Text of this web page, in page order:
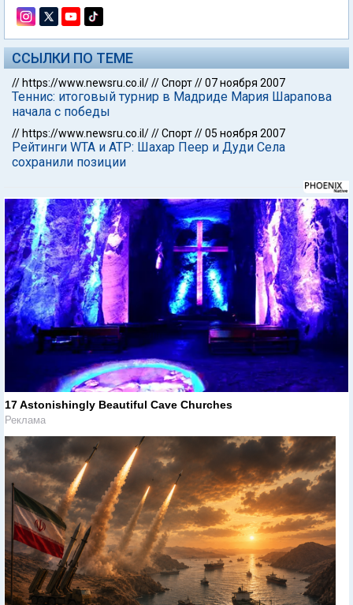
ССЫЛКИ ПО ТЕМЕ
// https://www.newsru.co.il///Спорт//07 ноября 2007
Теннис: итоговый турнир в Мадриде Мария Шарапова
начала с победы
// https://www.newsru.co.il///Спорт//05 ноября 2007
Рейтинги WTA и АТР: Шахар Пеер и Дуди Села
сохранили позиции
17 Astonishingly Beautiful Cave Churches
Реклама